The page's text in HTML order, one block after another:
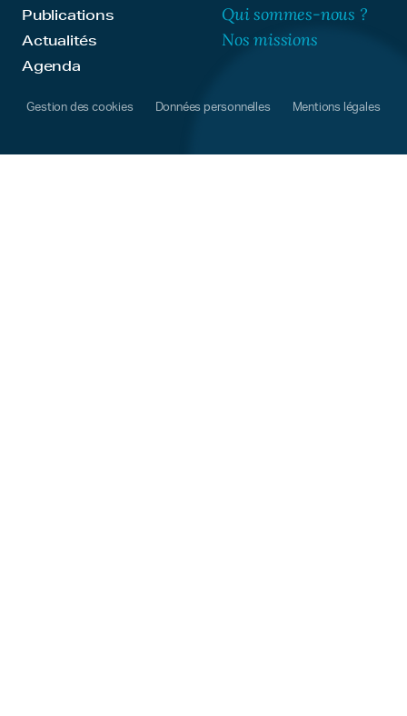
Publications
Actualités
Agenda
Qui sommes-nous ?
Nos missions
Gestion des cookies Données personnelles Mentions légales